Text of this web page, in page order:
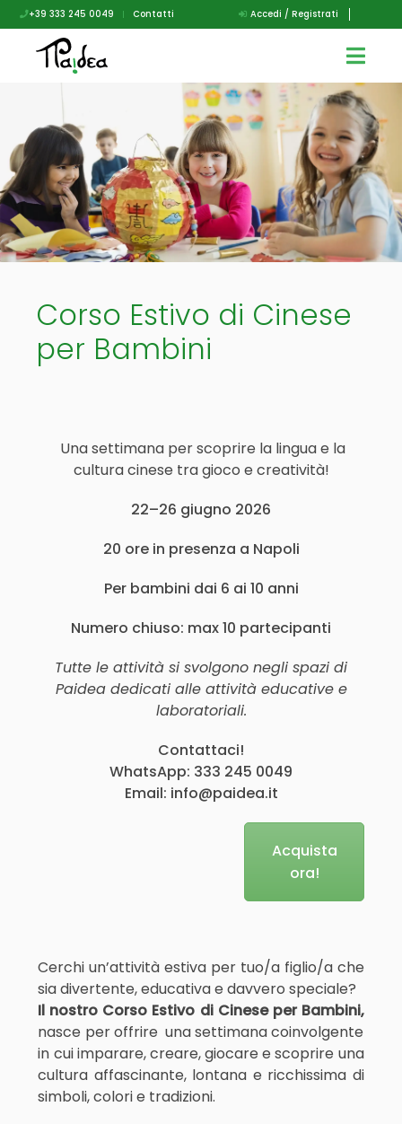
+39 333 245 0049 | Contatti Accedi / Registrati
Corso Estivo di Cinese
per Bambini
Una settimana per scoprire la lingua e la
cultura cinese tra gioco e creatività!
22–26 giugno 2026
20 ore in presenza a Napoli
Per bambini dai 6 ai 10 anni
Numero chiuso: max 10 partecipanti
Tutte le attività si svolgono negli spazi di
Paidea dedicati alle attività educative e
laboratoriali.
Contattaci!
WhatsApp: 333 245 0049
Email: info@paidea.it
Acquista
ora!
Cerchi un’attività estiva per tuo/a figlio/a che
sia divertente, educativa e davvero speciale?
Il nostro Corso Estivo di Cinese per Bambini,
nasce per offrire una settimana coinvolgente
in cui imparare, creare, giocare e scoprire una
cultura affascinante, lontana e ricchissima di
simboli, colori e tradizioni.